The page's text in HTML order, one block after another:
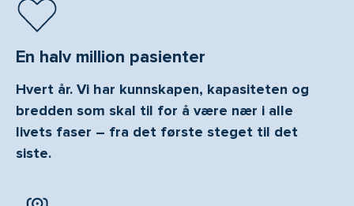
En halv million pasienter
Hvert år. Vi har kunnskapen, kapasiteten og
bredden som skal til for å være nær i alle
livets faser – fra det første steget til det
siste.